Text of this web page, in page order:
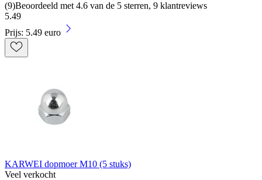
(9)Beoordeeld met 4.6 van de 5 sterren, 9 klantreviews
5.49
Prijs: 5.49 euro
KARWEI dopmoer M10 (5 stuks)
Veel verkocht